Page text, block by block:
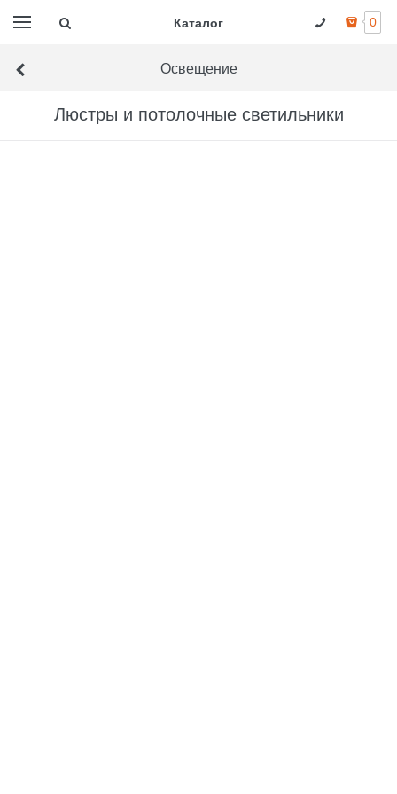
Каталог 0
Освещение
Люстры и потолочные светильники